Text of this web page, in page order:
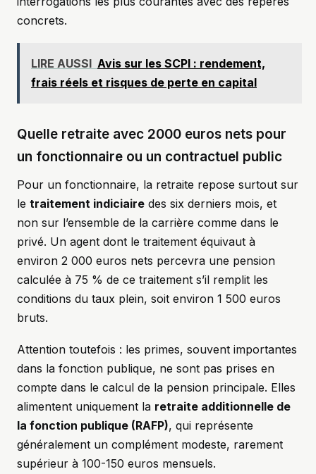
concrets.
LIRE AUSSI Avis sur les SCPI : rendement,
frais réels et risques de perte en capital
Quelle retraite avec 2000 euros nets pour
un fonctionnaire ou un contractuel public
Pour un fonctionnaire, la retraite repose surtout sur
le traitement indiciaire des six derniers mois, et
non sur l’ensemble de la carrière comme dans le
privé. Un agent dont le traitement équivaut à
environ 2 000 euros nets percevra une pension
calculée à 75 % de ce traitement s’il remplit les
conditions du taux plein, soit environ 1 500 euros
bruts.
Attention toutefois : les primes, souvent importantes
dans la fonction publique, ne sont pas prises en
compte dans le calcul de la pension principale. Elles
alimentent uniquement la retraite additionnelle de
la fonction publique (RAFP), qui représente
généralement un complément modeste, rarement
supérieur à 100-150 euros mensuels.